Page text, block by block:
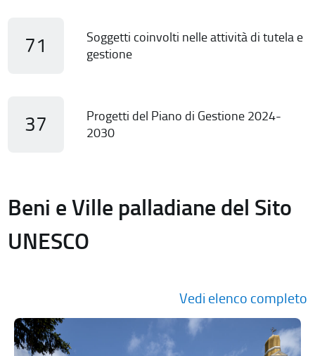
71
Soggetti coinvolti nelle attività di tutela e
gestione
37
Progetti del Piano di Gestione 2024-
2030
Beni e Ville palladiane del Sito
UNESCO
Vedi elenco completo